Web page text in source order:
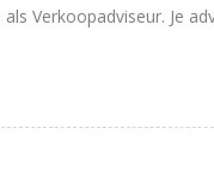
Verkoopadviseur. Je